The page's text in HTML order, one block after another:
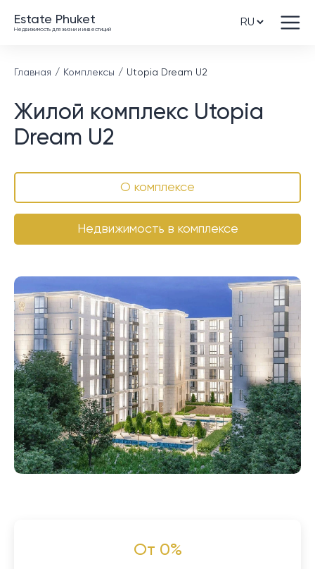
Estate Phuket
Недвижимость для жизни и инвестиций
Главная Комплексы Utopia Dream U2
Жилой комплекс Utopia
Dream U2
О комплексе
Недвижимость в комплексе
От 0%